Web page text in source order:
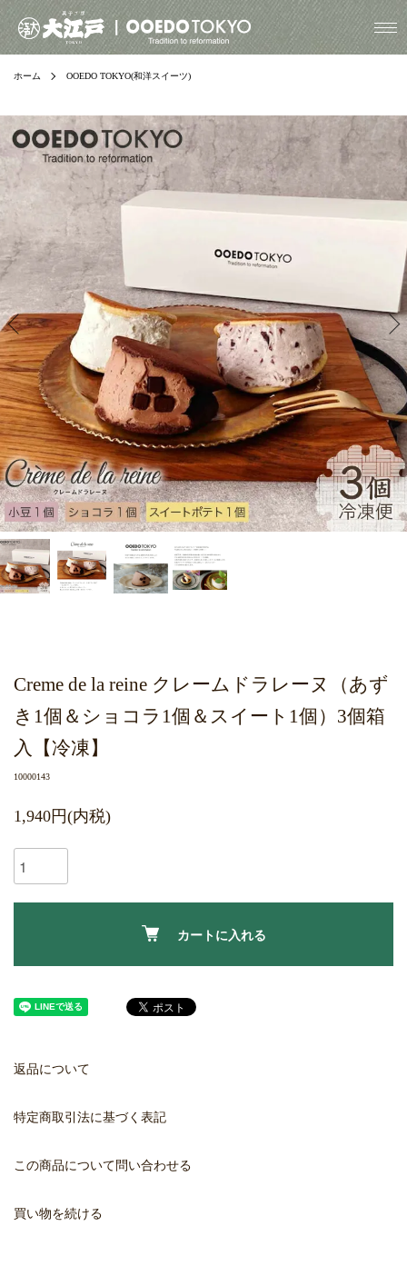
ホーム OOEDO TOKYO(和洋スイーツ)
Creme de la reine クレームドラレーヌ（あず
き1個＆ショコラ1個＆スイート1個）3個箱
入【冷凍】
10000143
1,940円(内税)
カートに入れる
返品について
特定商取引法に基づく表記
この商品について問い合わせる
買い物を続ける